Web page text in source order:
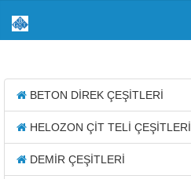
BETON DİREK ÇEŞİTLERİ
HELOZON ÇİT TELİ ÇEŞİTLERİ
DEMİR ÇEŞİTLERİ